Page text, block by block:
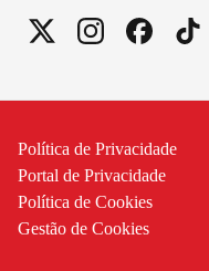
Política de Privacidade
Portal de Privacidade
Política de Cookies
Gestão de Cookies